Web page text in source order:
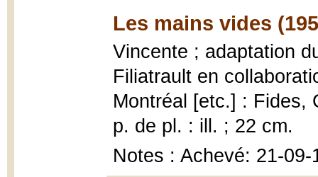
Les mains vides
Vincente ; adaptation
Filiatrault en
Montréal [etc.] : Fides,
p. de pl. : ill. ; 22 cm.
Notes : Achevé: 21-09-